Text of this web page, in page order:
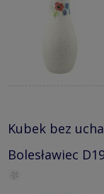
Kubek bez
Bolesławiec